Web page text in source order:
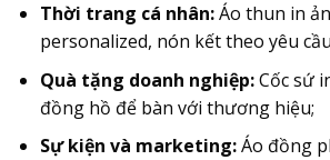
Thời trang cá nhân:Áo thun in
personalized, nón kết theo yêu
Quà tặng doanh nghiệp:Cốc sứ
đồng hồ để bàn với thương hiệu;
Sự kiện và marketing:Áo đồng